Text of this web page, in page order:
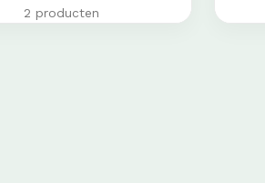
2 producten